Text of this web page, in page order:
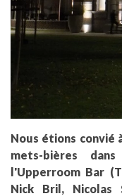
Nous étions convié
mets-bières
l'Upperroom Bar
Nick Bril, Nicolas